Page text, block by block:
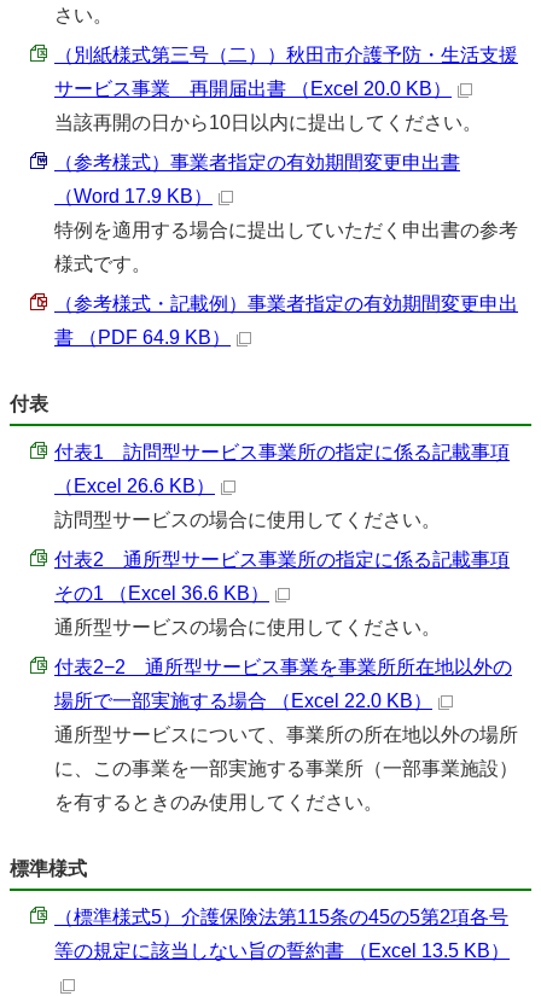
さい。
（別紙様式第三号（二））秋田市介護予防・生活支援
サービス事業＿再開届出書 （Excel 20.0 KB）
当該再開の日から10日以内に提出してください。
（参考様式）事業者指定の有効期間変更申出書
（Word 17.9 KB）
特例を適用する場合に提出していただく申出書の参考
様式です。
（参考様式・記載例）事業者指定の有効期間変更申出
書 （PDF 64.9 KB）
付表
付表1 訪問型サービス事業所の指定に係る記載事項
（Excel 26.6 KB）
訪問型サービスの場合に使用してください。
付表2 通所型サービス事業所の指定に係る記載事項
その1 （Excel 36.6 KB）
通所型サービスの場合に使用してください。
付表2−2 通所型サービス事業を事業所所在地以外の
場所で一部実施する場合 （Excel 22.0 KB）
通所型サービスについて、事業所の所在地以外の場所
に、この事業を一部実施する事業所（一部事業施設）
を有するときのみ使用してください。
標準様式
（標準様式5）介護保険法第115条の45の5第2項各号
等の規定に該当しない旨の誓約書 （Excel 13.5 KB）